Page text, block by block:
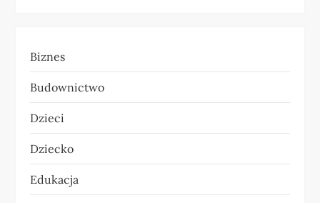
c
j
a
w
p
Biznes
Budownictwo
Dzieci
Dziecko
Edukacja